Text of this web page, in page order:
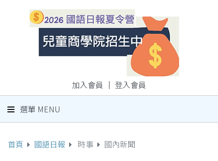
加入會員 ｜ 登入會員
選單 MENU
首頁 國語日報 時事 國內新聞